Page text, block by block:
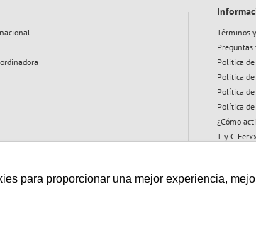
para proporcionar una mejor experiencia,
Términos
Política
Política
Política
Política
¿Cómo
T y C